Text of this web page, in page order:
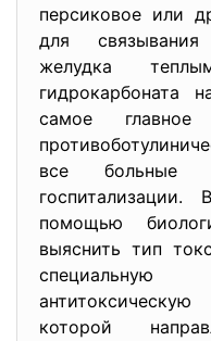
персиковое или
для
желудка
гидрокарбоната
самое
все больные
помощью
выяснить тип
которой